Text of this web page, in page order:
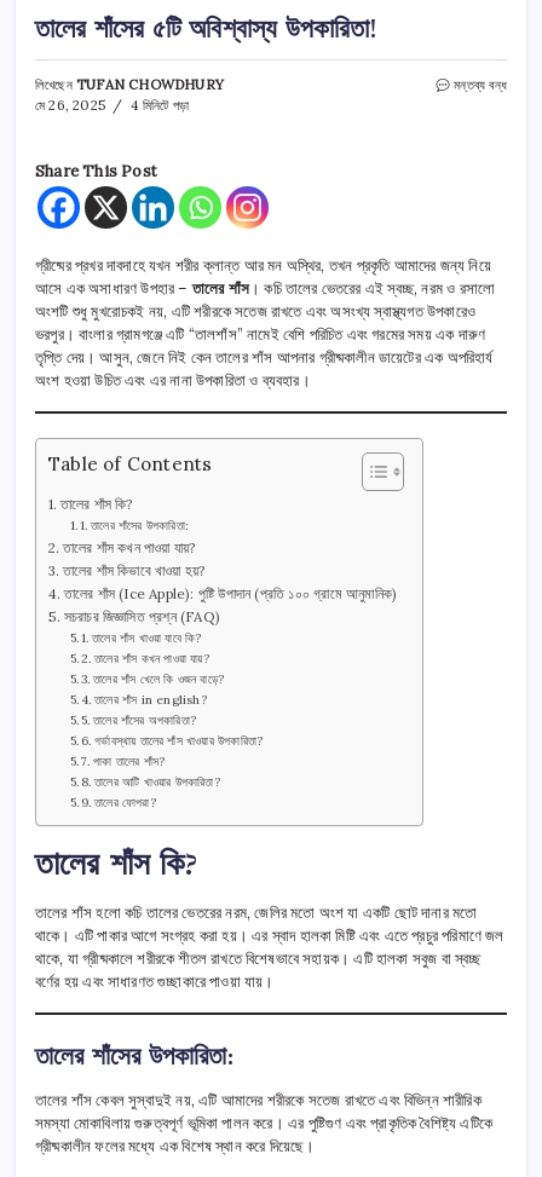
তালের শাঁসের ৫টি অবিশ্বাস্য উপকারিতা!
লিখেছেন TUFAN CHOWDHURY
মে 26, 2025
4 মিনিটে পড়া
তালের
মন্তব্য বন্ধ
Share This Post
গ্রীষ্মের প্রখর দাবদাহে যখন শরীর ক্লান্ত আর মন অস্থির, তখন প্রকৃতি আমাদের জন্য নিয়ে
আসে এক অসাধারণ উপহার –তালের শাঁস। কচি তালের ভেতরের এই স্বচ্ছ, নরম ও রসালো
অংশটি শুধু মুখরোচকই নয়, এটি শরীরকে সতেজ রাখতে এবং অসংখ্য স্বাস্থ্যগত উপকারেও
ভরপুর। বাংলার গ্রামগঞ্জে এটি “তালশাঁস” নামেই বেশি পরিচিত এবং গরমের সময় এক দারুণ
তৃপ্তি দেয়। আসুন, জেনে নিই কেন তালের শাঁস আপনার গ্রীষ্মকালীন ডায়েটের এক অপরিহার্য
অংশ হওয়া উচিত এবং এর নানা উপকারিতা ও ব্যবহার।
Table of Contents
তালের শাঁস কি?
তালের শাঁসের উপকারিতা:
তালের শাঁস কখন পাওয়া যায়?
তালের শাঁস কিভাবে খাওয়া হয়?
তালের শাঁস (Ice Apple): পুষ্টি উপাদান (প্রতি ১০০ গ্রামে আনুমানিক)
সচরাচর জিজ্ঞাসিত প্রশ্ন (FAQ)
তালের শাঁস খাওয়া যাবে কি?
তালের শাঁস কখন পাওয়া যায়?
তালের শাঁস খেলে কি ওজন বাড়ে?
তালের শাঁস in english?
তালের শাঁসের অপকারিতা?
গর্ভাবস্থায় তালের শাঁস খাওয়ার উপকারিতা?
পাকা তালের শাঁস?
তালের আটি খাওয়ার উপকারিতা?
তালের ফোপরা?
তালের শাঁস কি?
তালের শাঁস হলো কচি তালের ভেতরের নরম, জেলির মতো অংশ যা একটি ছোট দানার মতো
থাকে। এটি পাকার আগে সংগ্রহ করা হয়। এর স্বাদ হালকা মিষ্টি এবং এতে প্রচুর পরিমাণে জল
থাকে, যা গ্রীষ্মকালে শরীরকে শীতল রাখতে বিশেষভাবে সহায়ক। এটি হালকা সবুজ বা স্বচ্ছ
বর্ণের হয় এবং সাধারণত গুচ্ছাকারে পাওয়া যায়।
তালের শাঁসের উপকারিতা:
তালের শাঁস কেবল সুস্বাদুই নয়, এটি আমাদের শরীরকে সতেজ রাখতে এবং বিভিন্ন শারীরিক
সমস্যা মোকাবিলায় গুরুত্বপূর্ণ ভূমিকা পালন করে। এর পুষ্টিগুণ এবং প্রাকৃতিক বৈশিষ্ট্য এটিকে
গ্রীষ্মকালীন ফলের মধ্যে এক বিশেষ স্থান করে দিয়েছে।